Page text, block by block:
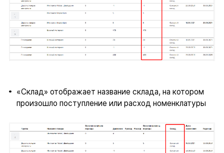
«Склад» отображает название склада, на котором
произошло поступление или расход номенклатуры